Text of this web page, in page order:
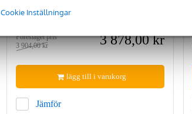
Cookie Inställningar
Finns i lager hos leverantör
Föreslaget pris
3 904,00 kr
3 878,00 kr
Jämför
lägg till i varukorg